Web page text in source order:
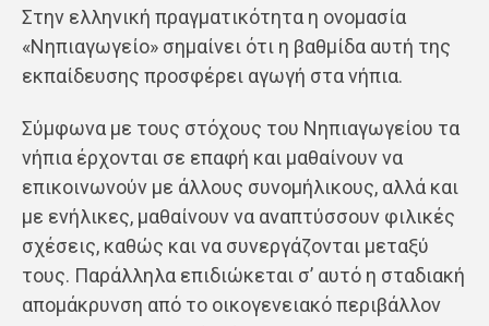
Στην ελληνική πραγματικότητα η ονομασία
«Νηπιαγωγείο» σημαίνει ότι η βαθμίδα αυτή της
εκπαίδευσης προσφέρει αγωγή στα νήπια.
Σύμφωνα με τους στόχους του Νηπιαγωγείου τα
νήπια έρχονται σε επαφή και μαθαίνουν να
επικοινωνούν με άλλους συνομήλικους, αλλά και
με ενήλικες, μαθαίνουν να αναπτύσσουν φιλικές
σχέσεις, καθώς και να συνεργάζονται μεταξύ
τους. Παράλληλα επιδιώκεται σ’ αυτό η σταδιακή
απομάκρυνση από το οικογενειακό περιβάλλον